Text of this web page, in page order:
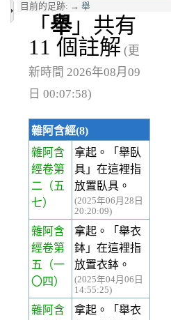
目前的足跡: → 舉
「 舉」共有
11 個註解 (更
新時間 2026年08月09
日 00:07:58)
雜阿含經(8)
雜阿含
經卷第
二 （五
七）
拿起。「舉臥
具」在這裡指
放置臥具。
(2025年06月28日
20:20:09)
雜阿含
經卷第
五
（一
〇四）
拿起。「舉衣
鉢」在這裡指
放置衣鉢。
(2025年04月06日
14:55:25)
雜阿含
拿起。「舉衣